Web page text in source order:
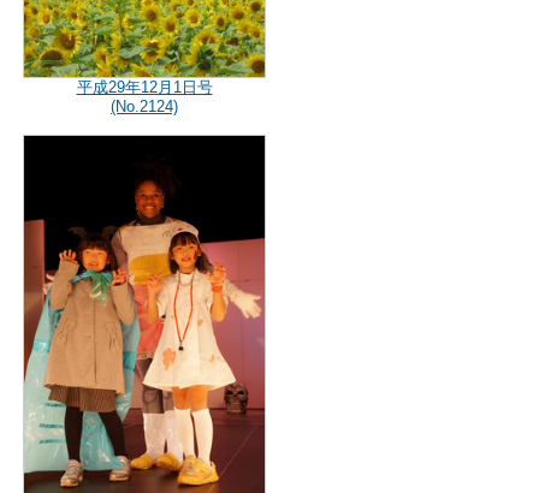
平成29年12月1日号
(No.2124)